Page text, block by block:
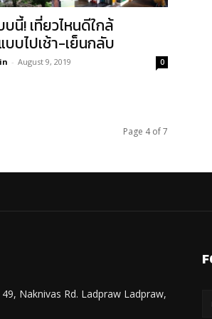
นี้! เที่ยวไหนดีใกล้
บไปเช้า-เย็นกลับ
- August 9, 2019 0
Page 4 of 7
Naknivas Rd. Ladpraw Ladpraw,